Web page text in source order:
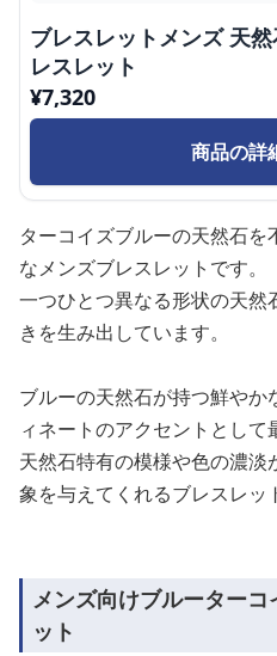
ブレスレットメンズ 天
レスレット
¥7,320
商品の詳
ターコイズブルーの天然石
なメンズブレスレットです。
一つひとつ異なる形状の天
きを生み出しています。
ブルーの天然石が持つ鮮や
ィネートのアクセントとして
天然石特有の模様や色の濃
象を与えてくれるブレスレッ
メンズ向けブルーター
ット